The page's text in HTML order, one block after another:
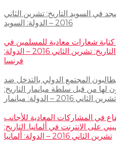
السويد التاريخ: تشرين الثاني
2016 – الدولة: السويد
شعارات معادية للمسلمين في
مدينة بوردو الفرنسية. التاريخ: تشرين الثاني 2016 – الدولة:
فرنسا
المجتمع الدولي بالتدخل ضد
لها من قبل سلطة ميانمار التاريخ:
تشرين الثاني 2016 – الدولة: ميانمار
في المشاركات المعادية للأجانب
على الانترنت في ألمانيا. التاريخ:
تشرين الثاني 2016 – الدولة: ألمانيا